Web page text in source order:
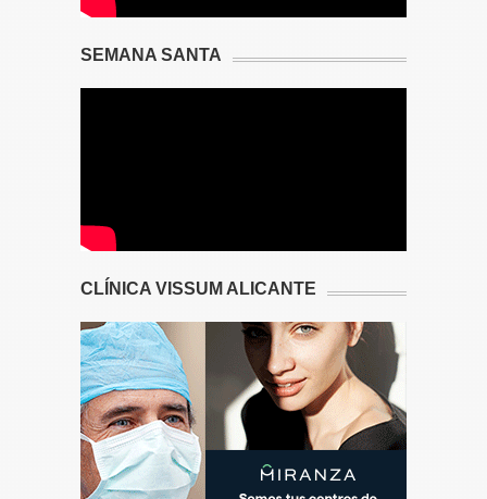
SEMANA SANTA
CLÍNICA VISSUM ALICANTE